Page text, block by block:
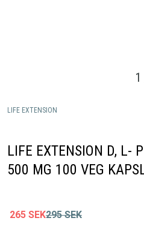
1
LIFE EXTENSION
LIFE EXTENSION D, L-
500 MG 100 VEG
265 SEK295 SEK